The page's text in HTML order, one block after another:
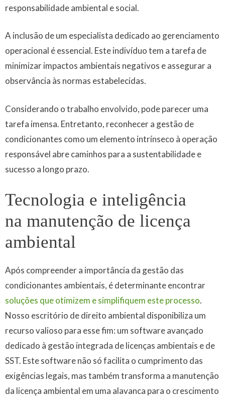
responsabilidade ambiental e social.
A inclusão de um especialista dedicado ao gerenciamento
operacional é essencial. Este indivíduo tem a tarefa de
minimizar impactos ambientais negativos e assegurar a
observância às normas estabelecidas.
Considerando o trabalho envolvido, pode parecer uma
tarefa imensa. Entretanto, reconhecer a gestão de
condicionantes como um elemento intrínseco à operação
responsável abre caminhos para a sustentabilidade e
sucesso a longo prazo.
Tecnologia e inteligência
na manutenção de licença
ambiental
Após compreender a importância da gestão das
condicionantes ambientais, é determinante encontrar
soluções que otimizem e simplifiquem este processo.
Nosso escritório de direito ambiental disponibiliza um
recurso valioso para esse fim: um software avançado
dedicado à gestão integrada de licenças ambientais e de
SST. Este software não só facilita o cumprimento das
exigências legais, mas também transforma a manutenção
da licença ambiental em uma alavanca para o crescimento